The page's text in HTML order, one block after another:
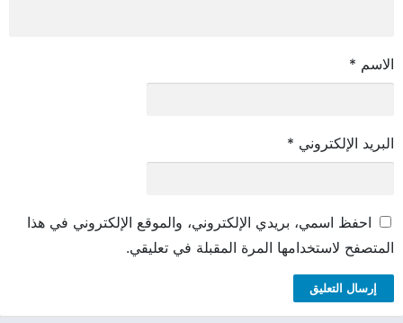
الاسم *
البريد الإلكتروني *
احفظ اسمي، بريدي الإلكتروني، والموقع الإلكتروني في هذا
المتصفح لاستخدامها المرة المقبلة في تعليقي.